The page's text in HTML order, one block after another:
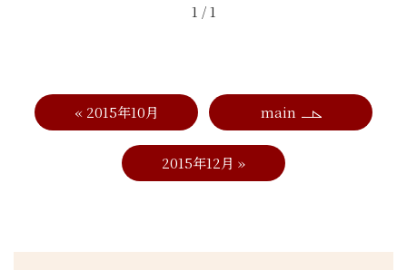
1 / 1
« 2015年10月 main
2015年12月 »